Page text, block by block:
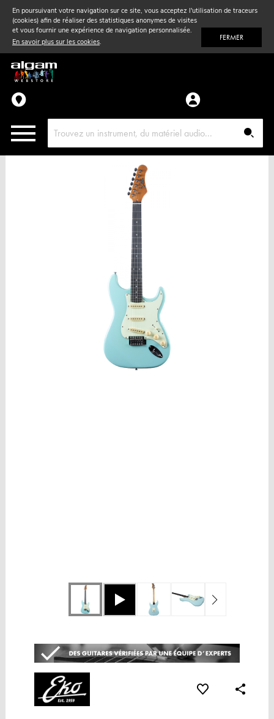
En poursuivant votre navigation sur ce site, vous acceptez l'utilisation de traceurs
(cookies) afin de réaliser des statistiques anonymes de visites
et vous fournir une expérience de navigation personnalisée.
En savoir plus sur les cookies. FERMER
Vent& Violon
Accessoires
Pièces détachées